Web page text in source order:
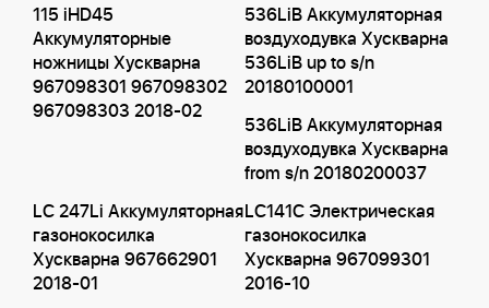
115 iHD45
Аккумуляторные
ножницы Хускварна
967098301 967098302
967098303 2018-02
536LiB Аккумуляторная
воздуходувка Хускварна
536LiB up to s/n
20180100001
536LiB Аккумуляторная
воздуходувка Хускварна
from s/n 20180200037
LC 247Li Аккумуляторная
газонокосилка
Хускварна 967662901
2018-01
LC141C Электрическая
газонокосилка
Хускварна 967099301
2016-10